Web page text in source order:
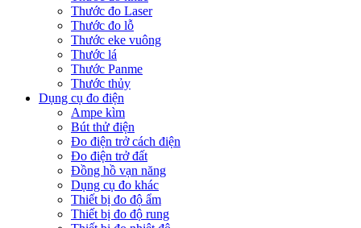
Thước đo Laser
Thước đo lỗ
Thước eke vuông
Thước lá
Thước Panme
Thước thủy
Dụng cụ đo điện
Ampe kìm
Bút thử điện
Đo điện trở cách điện
Đo điện trở đất
Đồng hồ vạn năng
Dụng cụ đo khác
Thiết bị đo độ ẩm
Thiết bị đo độ rung